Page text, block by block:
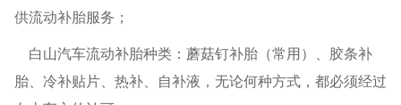
供流动补胎服务；
白山汽车流动补胎种类：蘑菇钉补胎（常用）、胶条补
胎、冷补贴片、热补、自补液，无论何种方式，都必须经过